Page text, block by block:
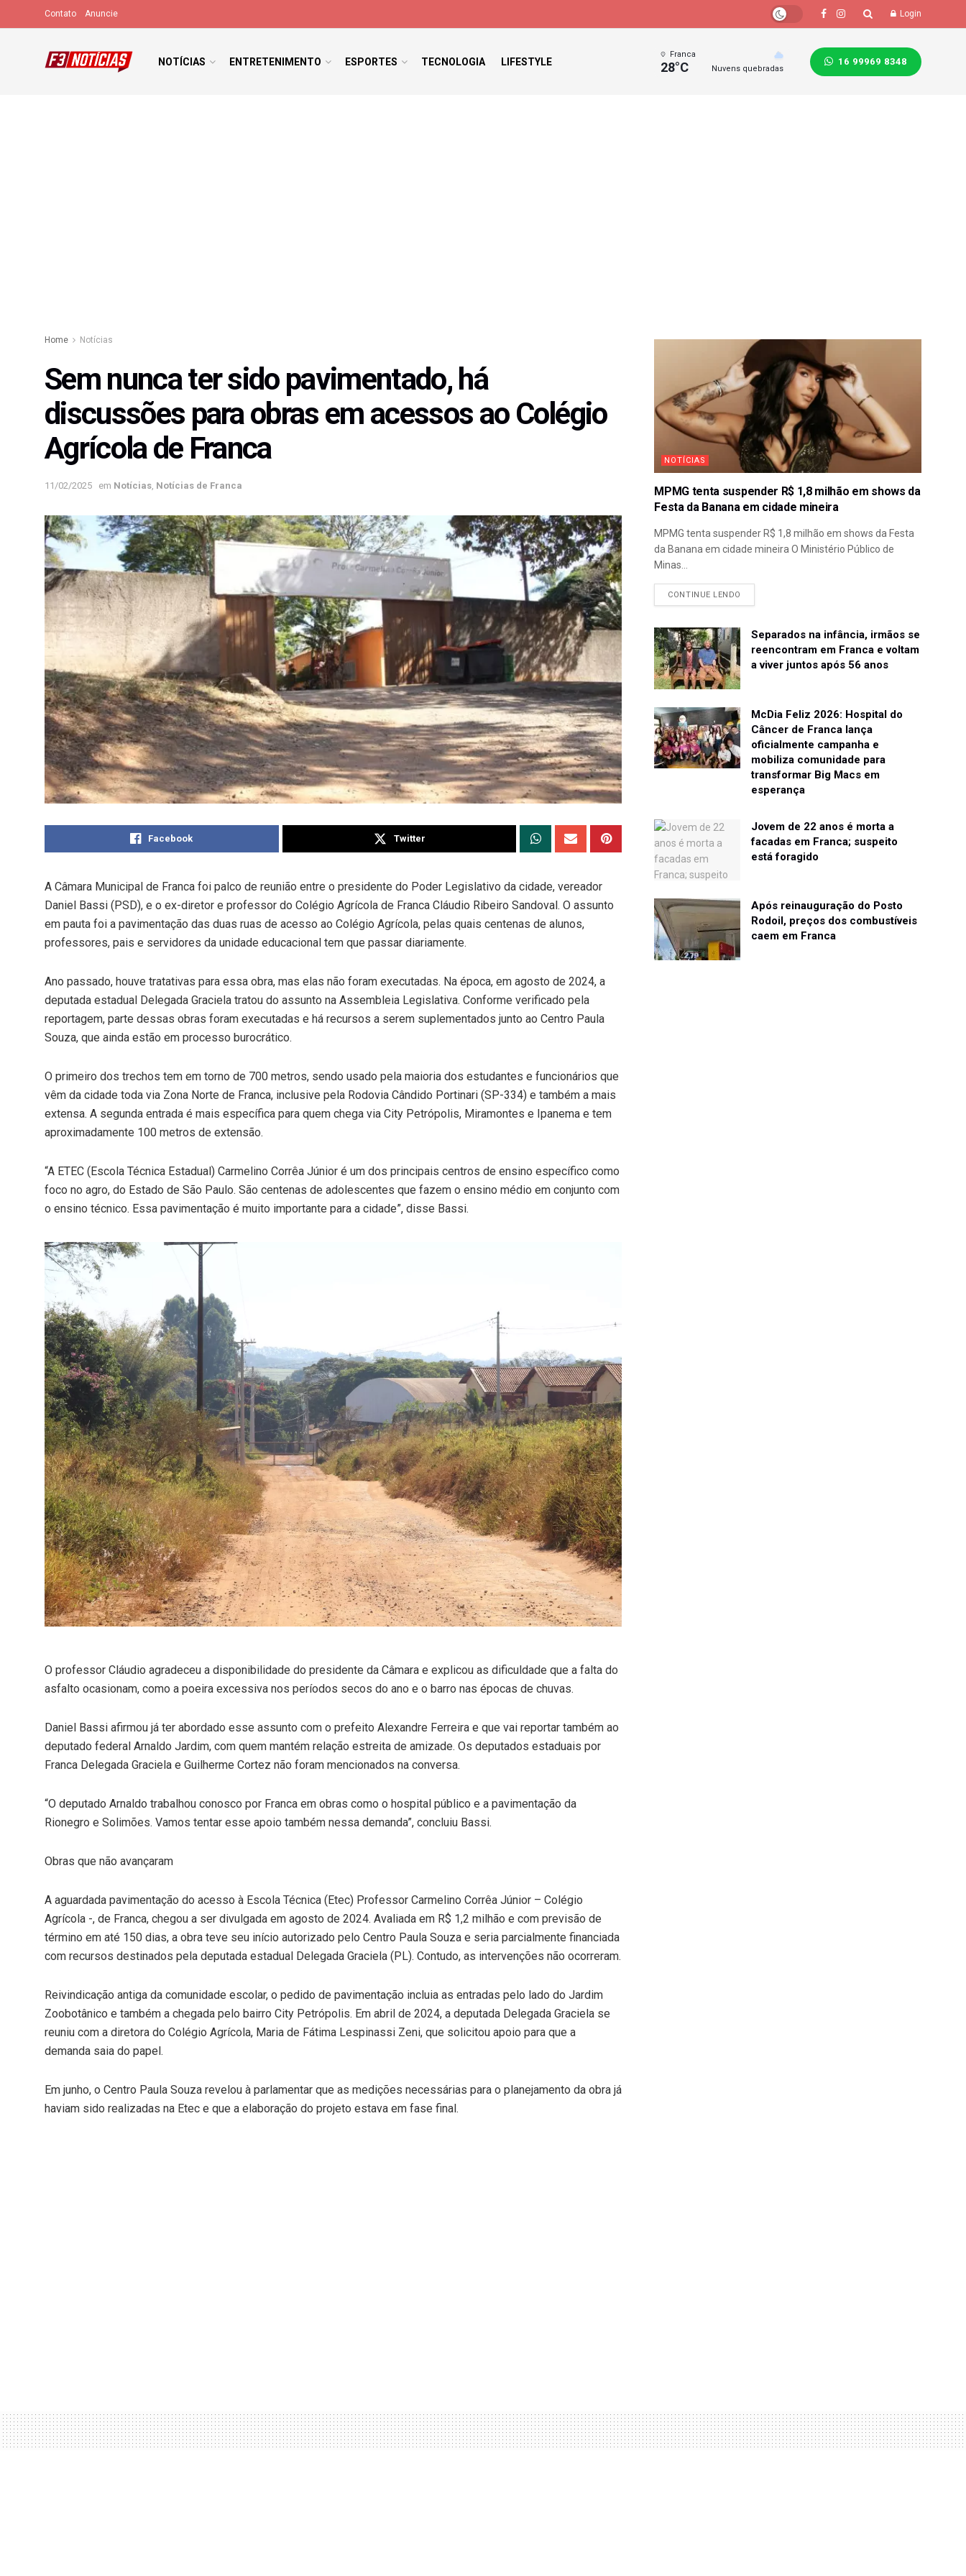
Contato Anuncie Login
NOTÍCIAS ENTRETENIMENTO ESPORTES TECNOLOGIA LIFESTYLE
Franca
28°C Nuvens quebradas
16 99969 8348
Home Notícias
Sem nunca ter sido pavimentado, há
discussões para obras em acessos ao Colégio
Agrícola de Franca
11/02/2025 em Notícias Notícias de Franca
Facebook Twitter
A Câmara Municipal de Franca foi palco de reunião entre o presidente do Poder Legislativo da cidade, vereador
Daniel Bassi (PSD), e o ex-diretor e professor do Colégio Agrícola de Franca Cláudio Ribeiro Sandoval. O assunto
em pauta foi a pavimentação das duas ruas de acesso ao Colégio Agrícola, pelas quais centenas de alunos,
professores, pais e servidores da unidade educacional tem que passar diariamente.
Ano passado, houve tratativas para essa obra, mas elas não foram executadas. Na época, em agosto de 2024, a
deputada estadual Delegada Graciela tratou do assunto na Assembleia Legislativa. Conforme verificado pela
reportagem, parte dessas obras foram executadas e há recursos a serem suplementados junto ao Centro Paula
Souza, que ainda estão em processo burocrático.
O primeiro dos trechos tem em torno de 700 metros, sendo usado pela maioria dos estudantes e funcionários que
vêm da cidade toda via Zona Norte de Franca, inclusive pela Rodovia Cândido Portinari (SP-334) e também a mais
extensa. A segunda entrada é mais específica para quem chega via City Petrópolis, Miramontes e Ipanema e tem
aproximadamente 100 metros de extensão.
“A ETEC (Escola Técnica Estadual) Carmelino Corrêa Júnior é um dos principais centros de ensino específico como
foco no agro, do Estado de São Paulo. São centenas de adolescentes que fazem o ensino médio em conjunto com
o ensino técnico. Essa pavimentação é muito importante para a cidade”, disse Bassi.
O professor Cláudio agradeceu a disponibilidade do presidente da Câmara e explicou as dificuldade que a falta do
asfalto ocasionam, como a poeira excessiva nos períodos secos do ano e o barro nas épocas de chuvas.
Daniel Bassi afirmou já ter abordado esse assunto com o prefeito Alexandre Ferreira e que vai reportar também ao
deputado federal Arnaldo Jardim, com quem mantém relação estreita de amizade. Os deputados estaduais por
Franca Delegada Graciela e Guilherme Cortez não foram mencionados na conversa.
“O deputado Arnaldo trabalhou conosco por Franca em obras como o hospital público e a pavimentação da
Rionegro e Solimões. Vamos tentar esse apoio também nessa demanda”, concluiu Bassi.
Obras que não avançaram
A aguardada pavimentação do acesso à Escola Técnica (Etec) Professor Carmelino Corrêa Júnior – Colégio
Agrícola -, de Franca, chegou a ser divulgada em agosto de 2024. Avaliada em R$ 1,2 milhão e com previsão de
término em até 150 dias, a obra teve seu início autorizado pelo Centro Paula Souza e seria parcialmente financiada
com recursos destinados pela deputada estadual Delegada Graciela (PL). Contudo, as intervenções não ocorreram.
Reivindicação antiga da comunidade escolar, o pedido de pavimentação incluia as entradas pelo lado do Jardim
Zoobotânico e também a chegada pelo bairro City Petrópolis. Em abril de 2024, a deputada Delegada Graciela se
reuniu com a diretora do Colégio Agrícola, Maria de Fátima Lespinassi Zeni, que solicitou apoio para que a
demanda saia do papel.
Em junho, o Centro Paula Souza revelou à parlamentar que as medições necessárias para o planejamento da obra já
haviam sido realizadas na Etec e que a elaboração do projeto estava em fase final.
NOTÍCIAS
MPMG tenta suspender R$ 1,8 milhão em shows da
Festa da Banana em cidade mineira
MPMG tenta suspender R$ 1,8 milhão em shows da Festa
da Banana em cidade mineira O Ministério Público de
Minas...
CONTINUE LENDO
Separados na infância, irmãos se
reencontram em Franca e voltam
a viver juntos após 56 anos
McDia Feliz 2026: Hospital do
Câncer de Franca lança
oficialmente campanha e
mobiliza comunidade para
transformar Big Macs em
esperança
Jovem de 22 anos é morta a
facadas em Franca; suspeito
está foragido
Após reinauguração do Posto
Rodoil, preços dos combustíveis
caem em Franca